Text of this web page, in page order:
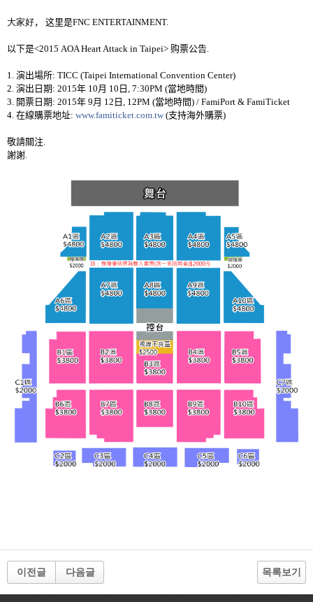
大家好， 这里是FNC ENTERTAINMENT.
以下是<2015 AOA Heart Attack in Taipei> 购票公告
1. 演出場所: TICC (Taipei International Convention Center)
2. 演出日期: 2015年 10 月 10 日 , 7:30PM (當地時間)
3. 開票日期: 2015年 9 月 12 日 , 12PM (當地時間) / FamiPort & FamiTicket
4. 在線購票地址: www.famiticket.com.tw (支持海外購票)
敬請關注
謝謝
이전글 다음글 목록보기